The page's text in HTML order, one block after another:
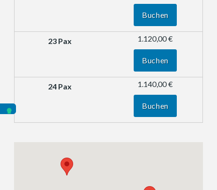
Buchen
1.120,00 €
Buchen
1.140,00 €
Buchen